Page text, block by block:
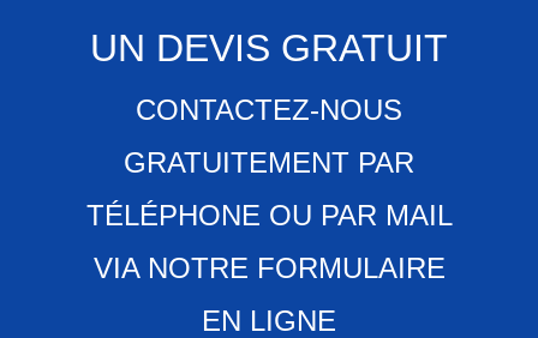
UN DEVIS GRATUIT
CONTACTEZ-NOUS
GRATUITEMENT PAR
TÉLÉPHONE OU PAR MAIL
VIA NOTRE FORMULAIRE
EN LIGNE